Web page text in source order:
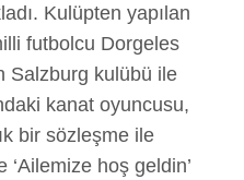
Kulüpten yapılan
futbolcu Dorgeles
Salzburg kulübü ile
kanat oyuncusu,
bir sözleşme ile
‘Ailemize hoş geldin’